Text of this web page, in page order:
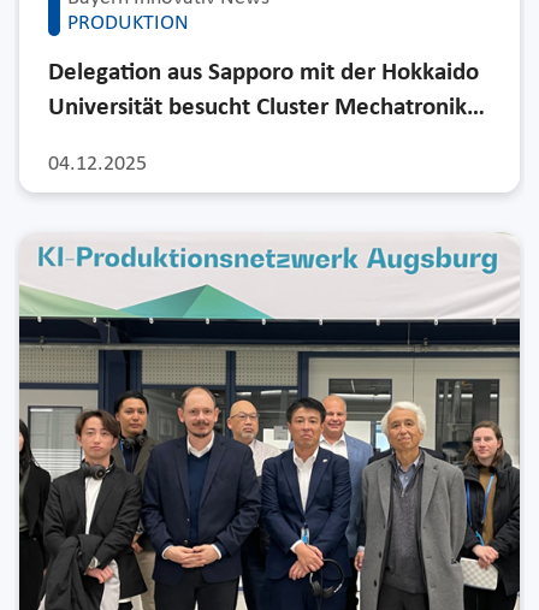
PRODUKTION
04.12.2025
Delegation aus Sapporo mit der Hokkaido
Universität besucht Cluster Mechatronik…